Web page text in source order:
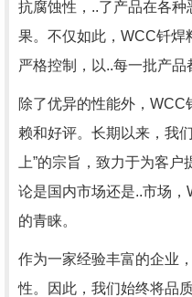
抗腐蚀性，..了产品在各
果。不仅如此，WCC钎焊
严格控制，以..每一批产品
除了优异的性能外，
赖和好评。长期以来，我
上”的宗旨，致力于为客
论是国内市场还是..市场
的青睐。
作为一家经验丰富的企业
性。因此，我们始终将品